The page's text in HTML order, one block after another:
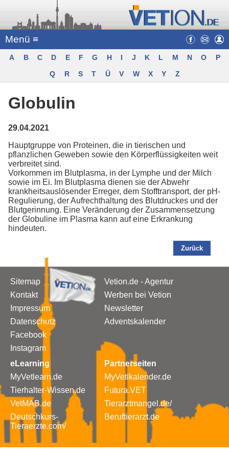
Menü ≡
A B C D E F G H I J K L M N O
P
Q
R S T Ü V W X Y Z
Globulin
29.04.2021
Hauptgruppe von Proteinen, die in tierischen und
pflanzlichen Geweben sowie den Körperflüssigkeiten weit
verbreitet sind.
Vorkommen im Blutplasma, in der Lymphe und der Milch
sowie im Ei. Im Blutplasma dienen sie der Abwehr
krankheitsauslösender Erreger, dem Stofftransport, der pH-
Regulierung, der Aufrechthaltung des Blutdruckes und der
Blutgerinnung. Eine Veränderung der Zusammensetzung
der Globuline im Plasma kann auf eine Erkrankung
hindeuten.
Zurück
Sitemap
Kontakt
Impressum
Datenschutz
Facebook
Instagram
Vetion.de - Agentur
Werben bei Vetion
Newsletter
Adventskalender
eLearning
MyVetlearn.de
Tierhalter-Wissen.de
VetMAB.de
Deutschkurs-
Tieraerzte.com/
Partnerseiten
MyVetikalender.de
Futura.VET
Tierarztmangel.de/
Beruftierarzt.de